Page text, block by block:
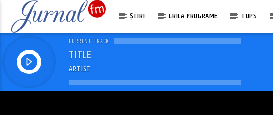
ȘTIRI GRILA PROGRAME TOPS
CURRENT TRACK
TITLE
ARTIST